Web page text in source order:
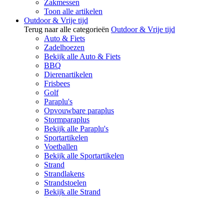
Zakmessen
Toon alle artikelen
Outdoor & Vrije tijd
Terug naar alle categorieën Outdoor & Vrije tijd
Auto & Fiets
Zadelhoezen
Bekijk alle Auto & Fiets
BBQ
Dierenartikelen
Frisbees
Golf
Paraplu's
Opvouwbare paraplus
Stormparaplus
Bekijk alle Paraplu's
Sportartikelen
Voetballen
Bekijk alle Sportartikelen
Strand
Strandlakens
Strandstoelen
Bekijk alle Strand